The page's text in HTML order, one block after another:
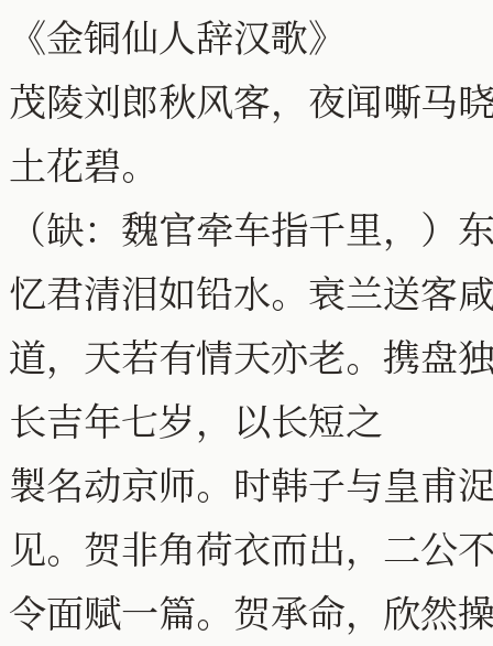
《金铜仙人辞汉歌》
茂陵刘郎秋风客，夜闻嘶马
土花碧。
（缺：魏官牵车指千里，）
忆君清泪如铅水。衰兰送客
道，天若有情天亦老。携盘
长吉年七岁，以长短之
製名动京师。时韩子与皇甫
见。贺非角荷衣而出，二公
令面赋一篇。贺承命，欣然